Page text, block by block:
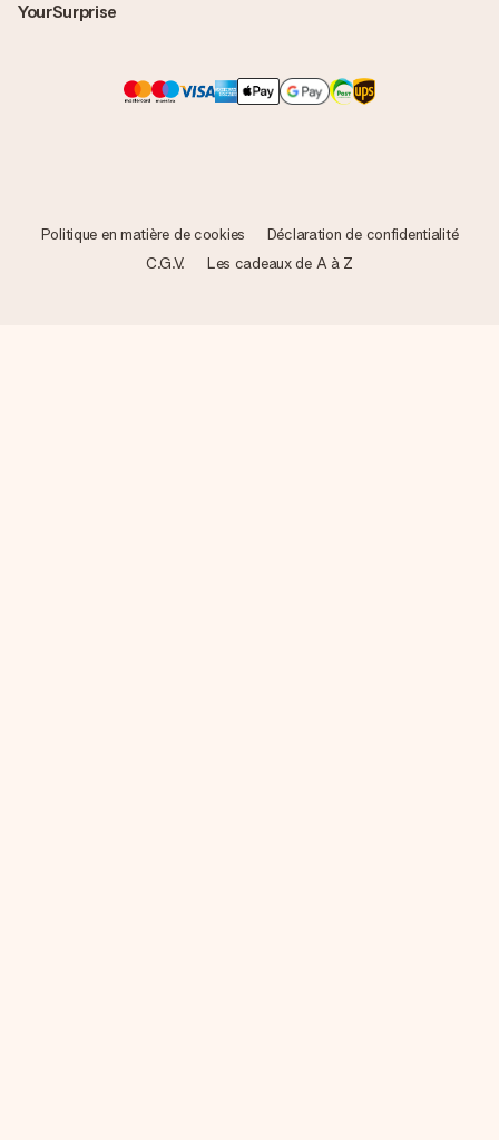
YourSurprise
Politique en matière de cookies
Déclaration de confidentialité
C.G.V.
Les cadeaux de A à Z